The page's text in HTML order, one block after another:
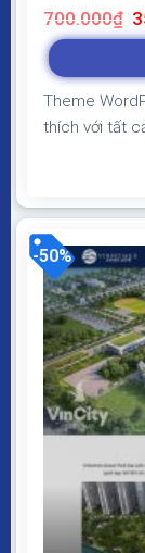
700.000₫
là:
Theme
thích với tất
load nhanh
Theme sạch
-50%